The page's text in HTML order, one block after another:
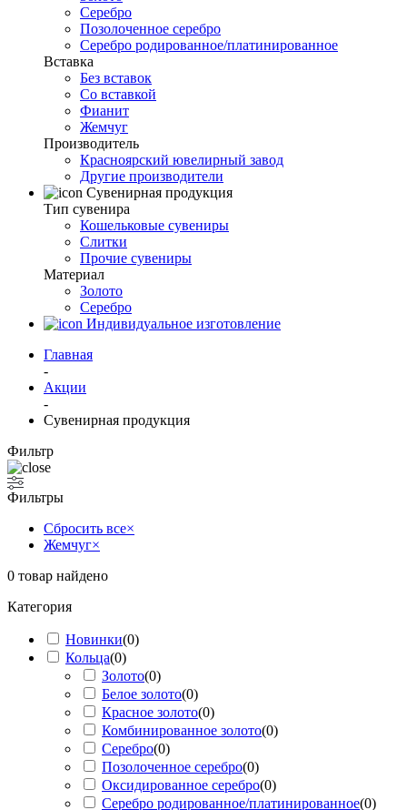
Серебро
Позолоченное серебро
Серебро родированное/платинированное
Вставка
Без вставок
Со вставкой
Фианит
Жемчуг
Производитель
Красноярский ювелирный завод
Другие производители
Сувенирная продукция
Тип сувенира
Кошельковые сувениры
Слитки
Прочие сувениры
Материал
Золото
Серебро
Индивидуальное изготовление
Главная
-
Акции
-
Сувенирная продукция
Фильтр
Фильтры
Сбросить все×
Жемчуг×
0 товар найдено
Категория
Новинки(0)
Кольца(0)
Золото(0)
Белое золото(0)
Красное золото(0)
Комбинированное золото(0)
Серебро(0)
Позолоченное серебро(0)
Оксидированное серебро(0)
Серебро родированное/платинированное(0)